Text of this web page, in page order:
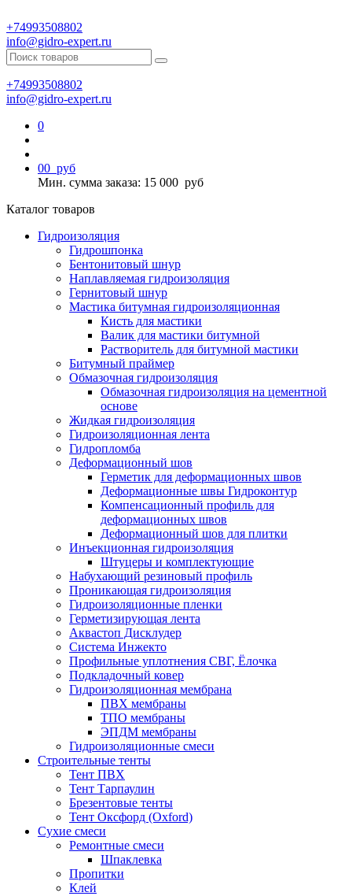
+74993508802
info@gidro-expert.ru
+74993508802
info@gidro-expert.ru
0
00 руб
Мин. сумма заказа: 15 000 руб
Каталог товаров
Гидроизоляция
Гидрошпонка
Бентонитовый шнур
Наплавляемая гидроизоляция
Гернитовый шнур
Мастика битумная гидроизоляционная
Кисть для мастики
Валик для мастики битумной
Растворитель для битумной мастики
Битумный праймер
Обмазочная гидроизоляция
Обмазочная гидроизоляция на цементной
основе
Жидкая гидроизоляция
Гидроизоляционная лента
Гидропломба
Деформационный шов
Герметик для деформационных швов
Деформационные швы Гидроконтур
Компенсационный профиль для
деформационных швов
Деформационный шов для плитки
Инъекционная гидроизоляция
Штуцеры и комплектующие
Набухающий резиновый профиль
Проникающая гидроизоляция
Гидроизоляционные пленки
Герметизирующая лента
Аквастоп Дисклудер
Система Инжекто
Профильные уплотнения СВГ, Ёлочка
Подкладочный ковер
Гидроизоляционная мембрана
ПВХ мембраны
ТПО мембраны
ЭПДМ мембраны
Гидроизоляционные смеси
Строительные тенты
Тент ПВХ
Тент Тарпаулин
Брезентовые тенты
Тент Оксфорд (Oxford)
Сухие смеси
Ремонтные смеси
Шпаклевка
Пропитки
Клей